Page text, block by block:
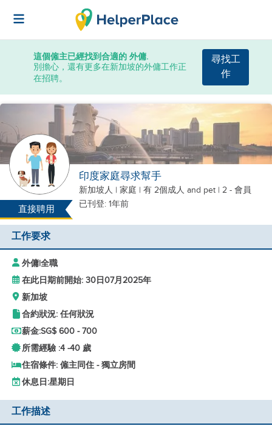
這個僱主已經找到合適的 外傭.
別擔心，還有更多在新加坡的外傭工作正
在招聘。
尋找工
作
直接聘用
印度家庭尋求幫手
新加坡人 | 家庭 | 有 2個成人 and pet | 2 - 會員
已刊登: 1年前
工作要求
外傭|全職
在此日期前開始: 30日07月2025年
新加坡
合約狀況: 任何狀況
薪金:SG$ 600 - 700
所需經驗 :4 -40 歲
住宿條件: 僱主同住 - 獨立房間
休息日:星期日
工作描述